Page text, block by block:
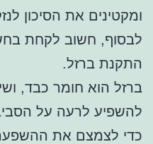
ומקטינים את הסיכון
לבסוף, חשוב לקחת
התקנת ברזל.
ברזל הוא חומר כבד,
להשפיע לרעה על
כדי לצמצם את